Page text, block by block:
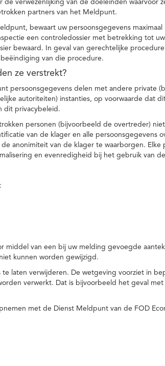
verwezenlijking van de doeleinden waarvoor
partners van het Meldpunt.
bewaart uw persoonsgegevens maximaal
een controledossier met betrekking tot
bewaard. In geval van gerechtelijke
van die procedure.
ze verstrekt?
persoonsgegevens delen met andere private
autoriteiten) instanties, op voorwaarde dat
dit privacybeleid.
personen (bijvoorbeeld de overtreder)
van de klager en alle persoonsgegevens
anonimiteit van de klager te waarborgen. Elke
en evenredigheid bij het gebruik van
van een bij uw melding gevoegde
kunnen worden gewijzigd.
laten verwijderen. De wetgeving voorziet in
verwerkt. Dat is bijvoorbeeld het geval
met de Dienst Meldpunt van de FOD